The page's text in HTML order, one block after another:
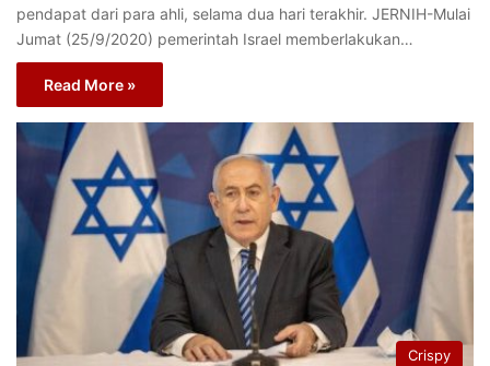
pendapat dari para ahli, selama dua hari terakhir. JERNIH-Mulai
Jumat (25/9/2020) pemerintah Israel memberlakukan…
Read More »
Crispy